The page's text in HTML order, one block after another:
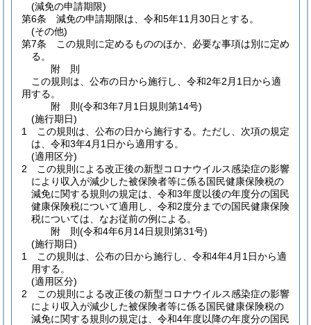
(減免の申請期限)
第6条
減免の申請期限は、令和5年11月30日とする。
(その他)
第7条
この規則に定めるもののほか、必要な事項は別に定め
る。
附 則
この規則は、公布の日から施行し、令和2年2月1日から適
用する。
附 則(令和3年7月1日規則第14号)
(施行期日)
1
この規則は、公布の日から施行する。 ただし、次項の規定
は、令和3年4月1日から適用する。
(適用区分)
2
この規則による改正後の新型コロナウイルス感染症の影響
により収入が減少した被保険者等に係る国民健康保険税の
減免に関する規則の規定は、令和3年度以後の年度分の国民
健康保険税について適用し、令和2度分までの国民健康保険
税については、なお従前の例による。
附 則(令和4年6月14日規則第31号)
(施行期日)
1
この規則は、公布の日から施行し、令和4年4月1日から適
用する。
(適用区分)
2
この規則による改正後の新型コロナウイルス感染症の影響
により収入が減少した被保険者等に係る国民健康保険税の
減免に関する規則の規定は、令和4年度以降の年度分の国民